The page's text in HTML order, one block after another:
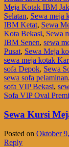
Meja Kotak IBM
Selatan, Sewa meja
IBM Ketat, Sewa
Kota Bekasi, Sewa
IBM Senen, sewa
Pusat, Sewa Meja
sewa meja kotak
sofa Depok, Sewa
sewa sofa pelaminan,
sofa VIP Bekasi,
Sofa VIP Oval
Sewa Kursi
Posted on Oktober
Reply